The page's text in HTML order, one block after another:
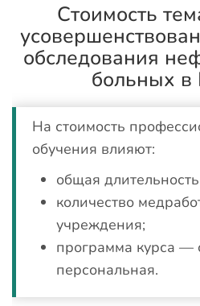
Стоимость
обследования
больных в
На стоимость
обучения влияют:
общая
количество
учреждения;
программа курса —
персональная.